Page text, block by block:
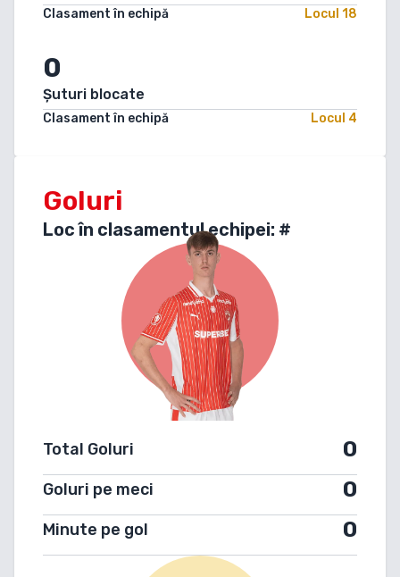
Clasament în echipă Locul 18
0
Șuturi blocate
Clasament în echipă Locul 4
Goluri
Loc în clasamentul echipei: #
Total Goluri 0
Goluri pe meci 0
Minute pe gol 0